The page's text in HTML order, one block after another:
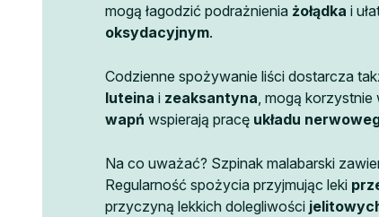
mogą łagodzić podrażnienia żołądka i
oksydacyjnym.
Codzienne spożywanie liści dostarcza
luteina i zeaksantyna, mogą korzystnie
wapń wspierają pracę układu
Na co uważać? Szpinak malabarski
Regularność spożycia przyjmując leki
przyczyną lekkich dolegliwości